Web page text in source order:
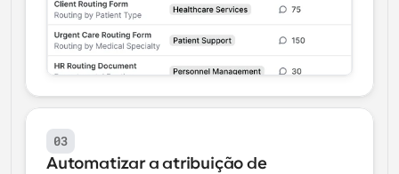
03
Automatizar a atribuição de